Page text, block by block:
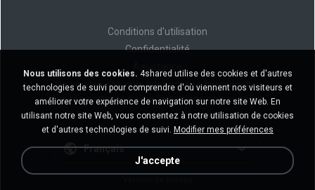
Conditions d'utilisation
Confidentialité
Ne vendez pas mes informations personnelles
Ne pas partager mes informations personnelles
Français
Nous utilisons des cookies. 4shared utilise des cookies et d'autres
technologies de suivi pour comprendre d'où viennent nos visiteurs et
améliorer votre expérience de navigation sur notre site Web. En
utilisant notre site Web, vous consentez à notre utilisation de cookies
et d'autres technologies de suivi. Modifier mes préférences
J'accepte